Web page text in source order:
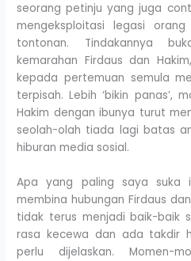
seorang petinju yang juga
mengeksploitasi legasi
tontonan. Tindakannya
kemarahan Firdaus dan
kepada pertemuan semula
terpisah. Lebih ‘bikin panas’,
Hakim dengan ibunya turut
seolah-olah tiada lagi batas
hiburan media sosial.
Apa yang paling saya suka
membina hubungan Firdaus
tidak terus menjadi baik-baik
rasa kecewa dan ada takdir
perlu dijelaskan. Momen-